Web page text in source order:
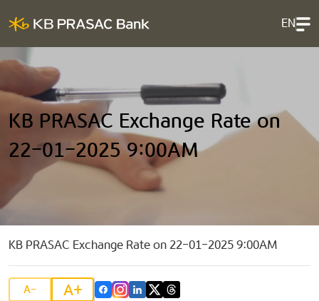
EN
KB PRASAC Exchange Rate on
22-01-2025 9:00AM
KB PRASAC Exchange Rate on 22-01-2025 9:00AM
A- A+